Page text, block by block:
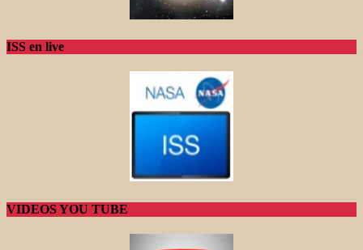
ISS en live
VIDEOS YOU TUBE